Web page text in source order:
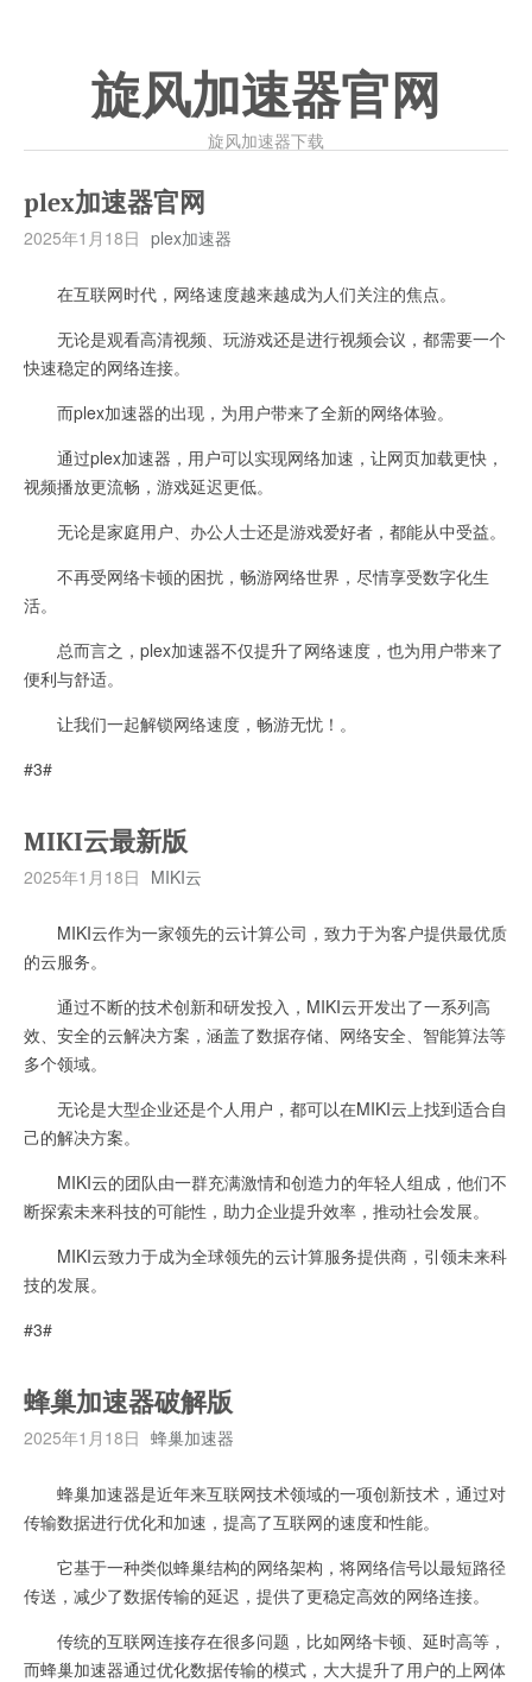
旋风加速器官网
旋风加速器下载
plex加速器官网
2025年1月18日 plex加速器
在互联网时代，网络速度越来越成为人们关注的焦点。
无论是观看高清视频、玩游戏还是进行视频会议，都需要一个
快速稳定的网络连接。
而plex加速器的出现，为用户带来了全新的网络体验。
通过plex加速器，用户可以实现网络加速，让网页加载更快，
视频播放更流畅，游戏延迟更低。
无论是家庭用户、办公人士还是游戏爱好者，都能从中受益。
不再受网络卡顿的困扰，畅游网络世界，尽情享受数字化生
活。
总而言之，plex加速器不仅提升了网络速度，也为用户带来了
便利与舒适。
让我们一起解锁网络速度，畅游无忧！。
#3#
MIKI云最新版
2025年1月18日 MIKI云
MIKI云作为一家领先的云计算公司，致力于为客户提供最优质
的云服务。
通过不断的技术创新和研发投入，MIKI云开发出了一系列高
效、安全的云解决方案，涵盖了数据存储、网络安全、智能算法等
多个领域。
无论是大型企业还是个人用户，都可以在MIKI云上找到适合自
己的解决方案。
MIKI云的团队由一群充满激情和创造力的年轻人组成，他们不
断探索未来科技的可能性，助力企业提升效率，推动社会发展。
MIKI云致力于成为全球领先的云计算服务提供商，引领未来科
技的发展。
#3#
蜂巢加速器破解版
2025年1月18日 蜂巢加速器
蜂巢加速器是近年来互联网技术领域的一项创新技术，通过对
传输数据进行优化和加速，提高了互联网的速度和性能。
它基于一种类似蜂巢结构的网络架构，将网络信号以最短路径
传送，减少了数据传输的延迟，提供了更稳定高效的网络连接。
传统的互联网连接存在很多问题，比如网络卡顿、延时高等，
而蜂巢加速器通过优化数据传输的模式，大大提升了用户的上网体